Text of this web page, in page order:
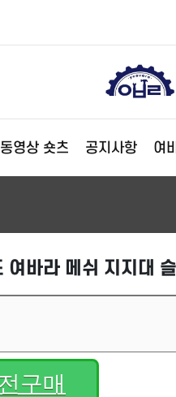
동영상 숏츠 공지사항 여
바라 메쉬 지지대
구매